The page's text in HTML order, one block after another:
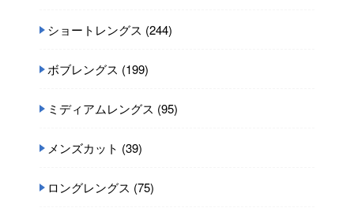
ショートレングス (244)
ボブレングス (199)
ミディアムレングス (95)
メンズカット (39)
ロングレングス (75)